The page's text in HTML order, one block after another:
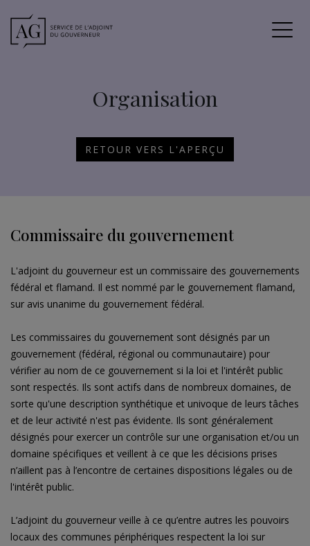
Organisation
RETOUR VERS L'APERÇU
Commissaire du gouvernement
L'adjoint du gouverneur est un commissaire des gouvernements
fédéral et flamand. Il est nommé par le gouvernement flamand,
sur avis unanime du gouvernement fédéral.
Les commissaires du gouvernement sont désignés par un
gouvernement (fédéral, régional ou communautaire) pour
vérifier au nom de ce gouvernement si la loi et l'intérêt public
sont respectés. Ils sont actifs dans de nombreux domaines, de
sorte qu'une description synthétique et univoque de leurs tâches
et de leur activité n'est pas évidente. Ils sont généralement
désignés pour exercer un contrôle sur une organisation et/ou un
domaine spécifiques et veillent à ce que les décisions prises
n’aillent pas à l’encontre de certaines dispositions légales ou de
l'intérêt public.
L’adjoint du gouverneur veille à ce qu’entre autres les pouvoirs
locaux des communes périphériques respectent la loi sur